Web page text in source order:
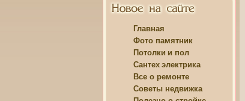
Главная
Фото памятник
Потолки и пол
Сантех электрика
Все о ремонте
Советы недвижка